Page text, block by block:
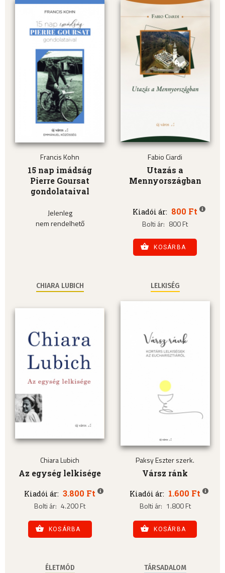
Francis Kohn
15 nap imádság
Pierre Goursat
gondolataival
Jelenleg
nem rendelhető
Fabio Ciardi
Utazás a
Mennyországban
Kiadói ár: 800 Ft
Bolti ár: 800 Ft
KOSÁRBA
CHIARA LUBICH
Chiara Lubich
Az egység lelkisége
Kiadói ár: 3.800 Ft
Bolti ár: 4.200 Ft
KOSÁRBA
LELKISÉG
Paksy Eszter szerk.
Vársz ránk
Kiadói ár: 1.600 Ft
Bolti ár: 1.800 Ft
KOSÁRBA
ÉLETMÓD TÁRSADALOM